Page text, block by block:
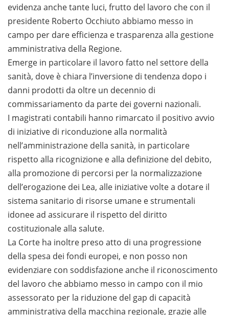
evidenza anche tante luci, frutto del lavoro che con il
presidente Roberto Occhiuto abbiamo messo in
campo per dare efficienza e trasparenza alla gestione
amministrativa della Regione.
Emerge in particolare il lavoro fatto nel settore della
sanità, dove è chiara l’inversione di tendenza dopo i
danni prodotti da oltre un decennio di
commissariamento da parte dei governi nazionali.
I magistrati contabili hanno rimarcato il positivo avvio
di iniziative di riconduzione alla normalità
nell’amministrazione della sanità, in particolare
rispetto alla ricognizione e alla definizione del debito,
alla promozione di percorsi per la normalizzazione
dell’erogazione dei Lea, alle iniziative volte a dotare il
sistema sanitario di risorse umane e strumentali
idonee ad assicurare il rispetto del diritto
costituzionale alla salute.
La Corte ha inoltre preso atto di una progressione
della spesa dei fondi europei, e non posso non
evidenziare con soddisfazione anche il riconoscimento
del lavoro che abbiamo messo in campo con il mio
assessorato per la riduzione del gap di capacità
amministrativa della macchina regionale, grazie alle